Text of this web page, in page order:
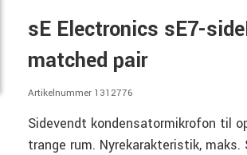
sE Electronics sE7-
matched pair
Artikelnummer 1312776
Sidevendt kondensatormikrofon til
trange rum. Nyrekarakteristik, maks.